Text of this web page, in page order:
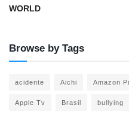
WORLD
Browse by Tags
acidente Aichi Amazon
Apple Tv Brasil bullying